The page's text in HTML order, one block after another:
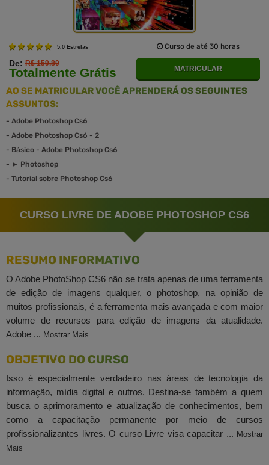
5.0 Estrelas Curso de até 30 horas
De: R$ 159.80
Totalmente Grátis MATRICULAR
AO SE MATRICULAR VOCÊ APRENDERÁ OS SEGUINTES
ASSUNTOS:
- Adobe Photoshop Cs6
- Adobe Photoshop Cs6 - 2
- Básico - Adobe Photoshop Cs6
- ► Photoshop
- Tutorial sobre Photoshop Cs6
CURSO LIVRE DE ADOBE PHOTOSHOP CS6
RESUMO INFORMATIVO
O Adobe PhotoShop CS6 não se trata apenas de uma ferramenta
de edição de imagens qualquer, o photoshop, na opinião de
muitos profissionais, é a ferramenta mais avançada e com maior
volume de recursos para edição de imagens da atualidade.
Adobe ... Mostrar Mais
OBJETIVO DO CURSO
Isso é especialmente verdadeiro nas áreas de tecnologia da
informação, mídia digital e outros. Destina-se também a quem
busca o aprimoramento e atualização de conhecimentos, bem
como a capacitação permanente por meio de cursos
profissionalizantes livres. O curso Livre visa capacitar ... Mostrar
Mais